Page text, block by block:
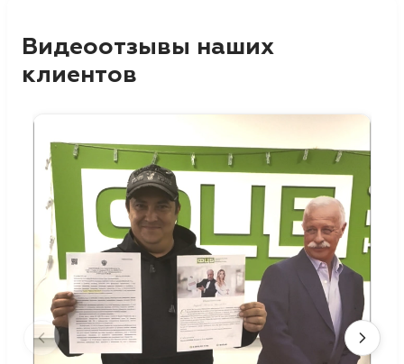
Видеоотзывы наших
клиентов